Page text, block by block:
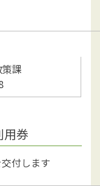
課
用券
付します